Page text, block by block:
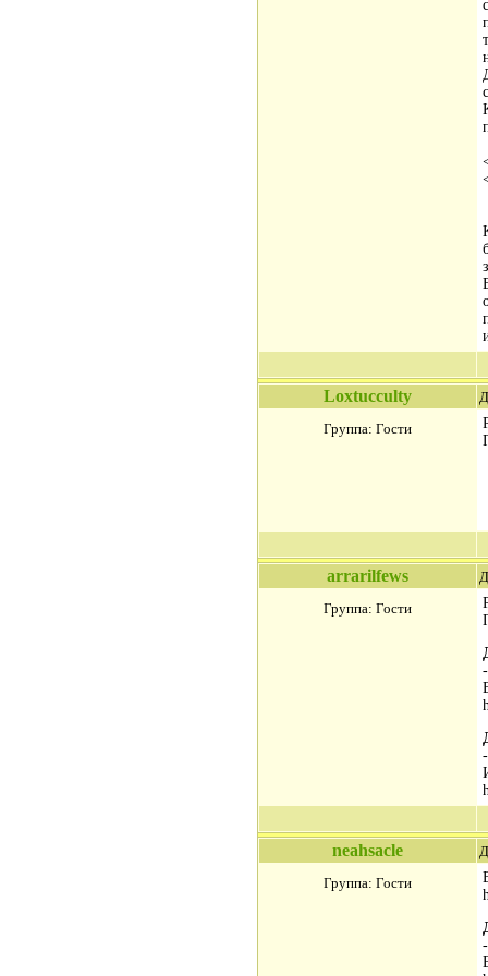
Loxtucculty
Группа: Гости
arrarilfews
Группа: Гости
neahsacle
Группа: Гости